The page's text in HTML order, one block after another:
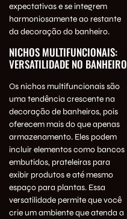
expectativas e se integrem
harmoniosamente ao restante
da decoração do banheiro.
NICHOS MULTIFUNCIONAIS:
VERSATILIDADE NO BANHEIRO
Os nichos multifuncionais são
uma tendência crescente na
decoração de banheiros, pois
oferecem mais do que apenas
armazenamento. Eles podem
incluir elementos como bancos
embutidos, prateleiras para
exibir produtos e até mesmo
espaço para plantas. Essa
versatilidade permite que você
crie um ambiente que atenda a